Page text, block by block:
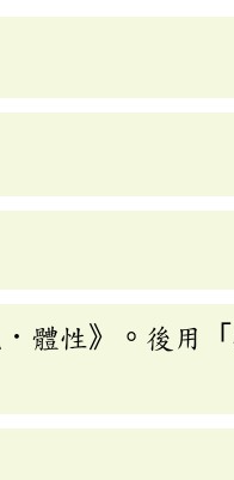
體性》。後用